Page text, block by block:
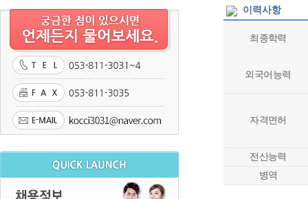
이력사항
최종학력
외국어능력
자격면허
전산능력
병역